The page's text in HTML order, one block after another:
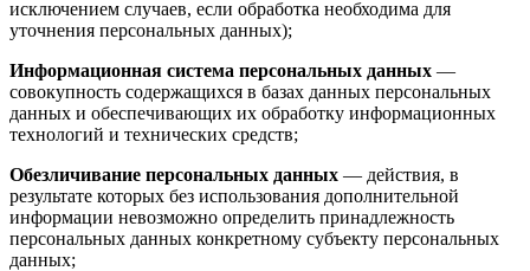
исключением случаев, если обработка необходима для
уточнения персональных данных);
Информационная система персональных данных —
совокупность содержащихся в базах данных персональных
данных и обеспечивающих их обработку информационных
технологий и технических средств;
Обезличивание персональных данных — действия, в
результате которых без использования дополнительной
информации невозможно определить принадлежность
персональных данных конкретному субъекту персональных
данных;